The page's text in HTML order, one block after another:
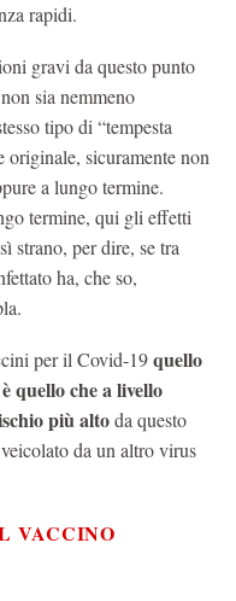
rapidi.
gravi da questo punto
sia nemmeno
tipo di “tempesta
originale, sicuramente non
a lungo termine.
termine, qui gli effetti
strano, per dire, se tra
ha, che so,
per il Covid-19quello
quello che a livello
più altoda questo
da un altro virus
VACCINO